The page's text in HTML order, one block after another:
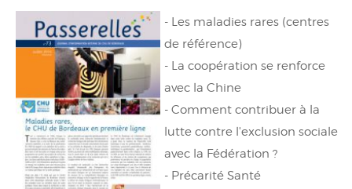
- Les maladies rares (centres
de référence)
- La coopération se renforce
avec la Chine
- Comment contribuer à la
lutte contre l'exclusion sociale
avec la Fédération ?
- Précarité Santé